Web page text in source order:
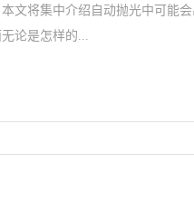
文将集中介绍自动抛光中可能
论是怎样的...